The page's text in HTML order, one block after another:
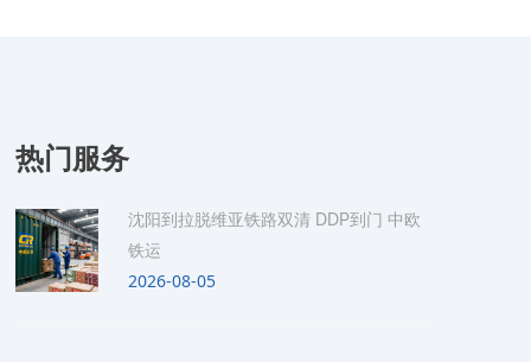
热门服务
沈阳到拉脱维亚铁路双清 DDP到门 中欧
铁运
2026-08-05